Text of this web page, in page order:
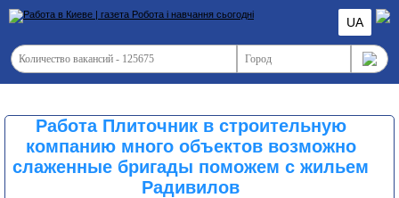
UA
Работа Плиточник в строительную
компанию много объектов возможно
слаженные бригады поможем с жильем
Радивилов